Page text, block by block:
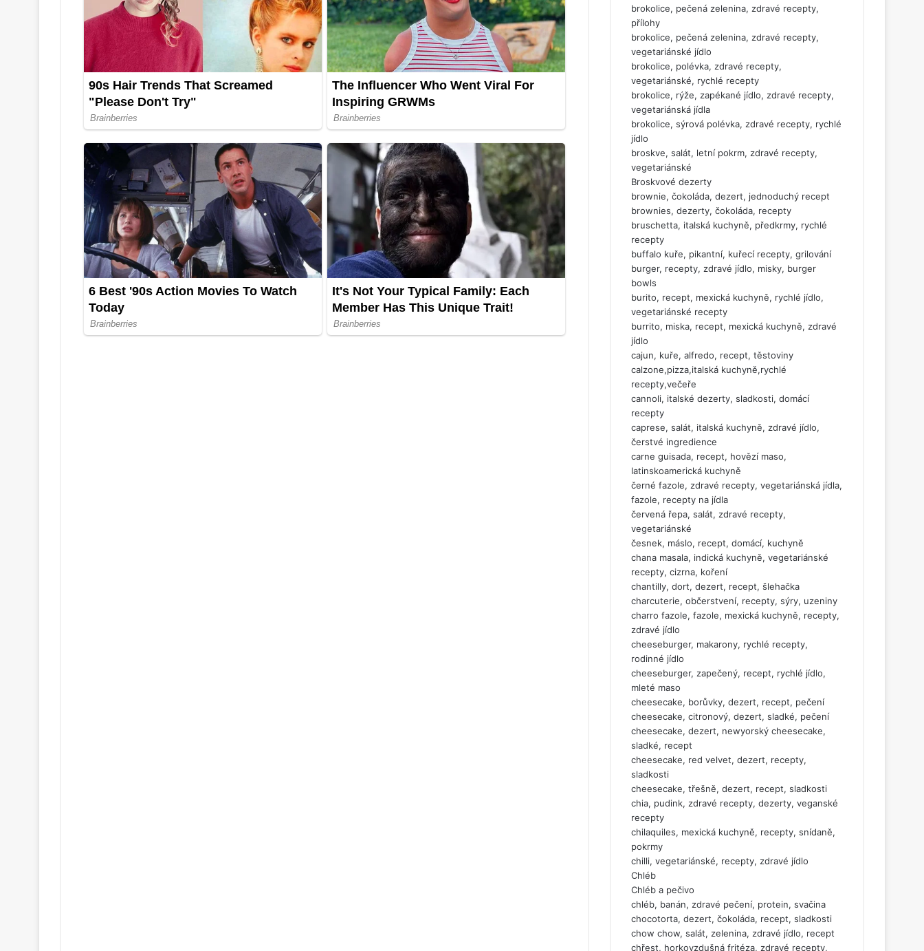
brokolice, pečená zelenina, zdravé recepty,
přílohy
brokolice, pečená zelenina, zdravé recepty,
vegetariánské jídlo
brokolice, polévka, zdravé recepty,
vegetariánské, rychlé recepty
brokolice, rýže, zapékané jídlo, zdravé recepty,
vegetariánská jídla
brokolice, sýrová polévka, zdravé recepty, rychlé
jídlo
broskve, salát, letní pokrm, zdravé recepty,
vegetariánské
Broskvové dezerty
brownie, čokoláda, dezert, jednoduchý recept
brownies, dezerty, čokoláda, recepty
bruschetta, italská kuchyně, předkrmy, rychlé
recepty
buffalo kuře, pikantní, kuřecí recepty, grilování
burger, recepty, zdravé jídlo, misky, burger
bowls
burito, recept, mexická kuchyně, rychlé jídlo,
vegetariánské recepty
burrito, miska, recept, mexická kuchyně, zdravé
jídlo
cajun, kuře, alfredo, recept, těstoviny
calzone,pizza,italská kuchyně,rychlé
recepty,večeře
cannoli, italské dezerty, sladkosti, domácí
recepty
caprese, salát, italská kuchyně, zdravé jídlo,
čerstvé ingredience
carne guisada, recept, hovězí maso,
latinskoamerická kuchyně
černé fazole, zdravé recepty, vegetariánská jídla,
fazole, recepty na jídla
červená řepa, salát, zdravé recepty,
vegetariánské
česnek, máslo, recept, domácí, kuchyně
chana masala, indická kuchyně, vegetariánské
recepty, cizrna, koření
chantilly, dort, dezert, recept, šlehačka
charcuterie, občerstvení, recepty, sýry, uzeniny
charro fazole, fazole, mexická kuchyně, recepty,
zdravé jídlo
cheeseburger, makarony, rychlé recepty,
rodinné jídlo
cheeseburger, zapečený, recept, rychlé jídlo,
mleté maso
cheesecake, borůvky, dezert, recept, pečení
cheesecake, citronový, dezert, sladké, pečení
cheesecake, dezert, newyorský cheesecake,
sladké, recept
cheesecake, red velvet, dezert, recepty,
sladkosti
cheesecake, třešně, dezert, recept, sladkosti
chia, pudink, zdravé recepty, dezerty, veganské
recepty
chilaquiles, mexická kuchyně, recepty, snídaně,
pokrmy
chilli, vegetariánské, recepty, zdravé jídlo
Chléb
Chléb a pečivo
chléb, banán, zdravé pečení, protein, svačina
chocotorta, dezert, čokoláda, recept, sladkosti
chow chow, salát, zelenina, zdravé jídlo, recept
chřest, horkovzdušná fritéza, zdravé recepty,